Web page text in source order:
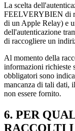
La scelta
FEELVERYBIEN di
di un Apple Relay) e
dell'autenticazione
di raccogliere un
Al momento della
informazioni richieste
obbligatori sono
mancanza di tali dati,
non essere fornito.
6. PER
RACCOLTI